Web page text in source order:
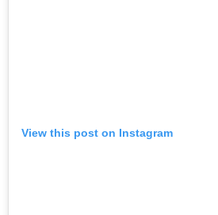
View this post on Instagram